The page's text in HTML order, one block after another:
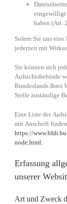
eingewilligt
haben (Art.
Sofern Sie uns
jederzeit mit
Sie können sich
Aufsichtsbehörde
Bundeslands Ihres
Stelle zuständige
Eine Liste der
mit Anschrift
https://
node.html.
Erfassung
unserer
Art und Zweck